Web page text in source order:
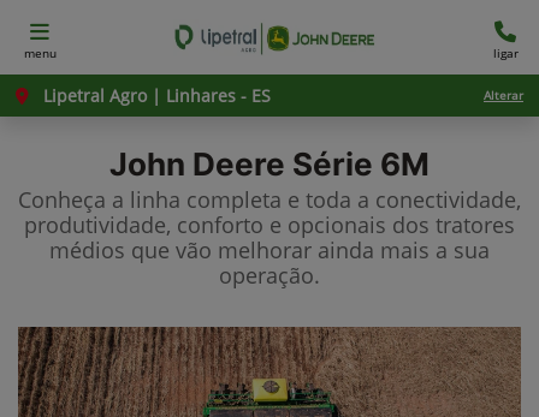
menu ligar
Lipetral Agro | Linhares - ES Alterar
John Deere Série 6M
Conheça a linha completa e toda a conectividade,
produtividade, conforto e opcionais dos tratores
médios que vão melhorar ainda mais a sua
operação.